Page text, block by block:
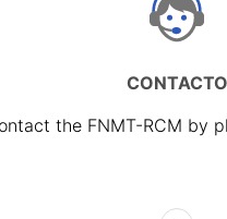
CONTACTO
the FNMT-RCM by